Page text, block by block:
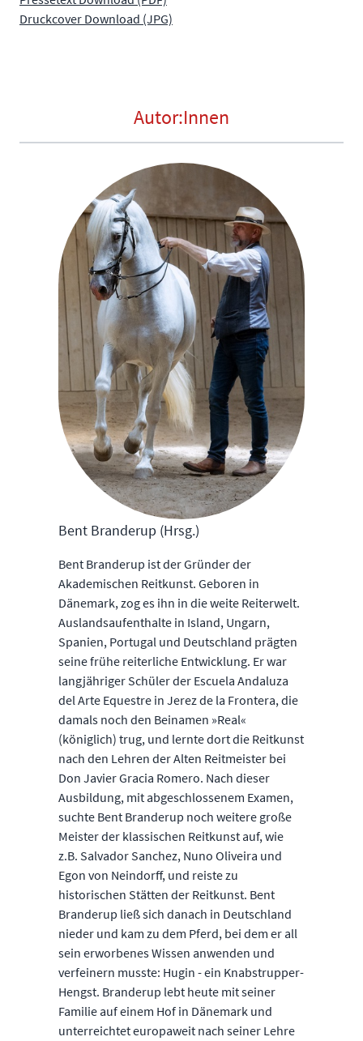
Druckcover Download (JPG)
Autor:Innen
Bent Branderup (Hrsg.)
Bent Branderup ist der Gründer der
Akademischen Reitkunst. Geboren in
Dänemark, zog es ihn in die weite Reiterwelt.
Auslandsaufenthalte in Island, Ungarn,
Spanien, Portugal und Deutschland prägten
seine frühe reiterliche Entwicklung. Er war
langjähriger Schüler der Escuela Andaluza
del Arte Equestre in Jerez de la Frontera, die
damals noch den Beinamen »Real«
(königlich) trug, und lernte dort die Reitkunst
nach den Lehren der Alten Reitmeister bei
Don Javier Gracia Romero. Nach dieser
Ausbildung, mit abgeschlossenem Examen,
suchte Bent Branderup noch weitere große
Meister der klassischen Reitkunst auf, wie
z.B. Salvador Sanchez, Nuno Oliveira und
Egon von Neindorff, und reiste zu
historischen Stätten der Reitkunst. Bent
Branderup ließ sich danach in Deutschland
nieder und kam zu dem Pferd, bei dem er all
sein erworbenes Wissen anwenden und
verfeinern musste: Hugin - ein Knabstrupper-
Hengst. Branderup lebt heute mit seiner
Familie auf einem Hof in Dänemark und
unterreichtet europaweit nach seiner Lehre